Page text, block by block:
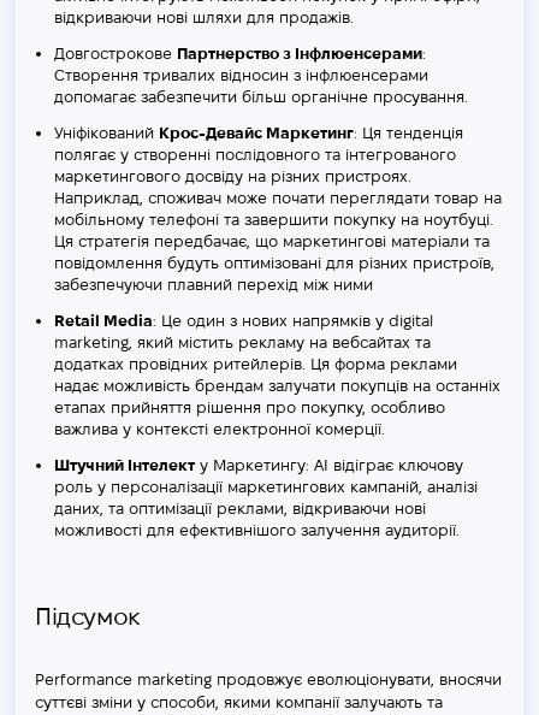
відкриваючи нові шляхи для продажів​​.
Довгострокове Партнерство з Інфлюенсерами:
Створення тривалих відносин з інфлюенсерами
допомагає забезпечити більш органічне просування​​.
Уніфікований Крос-Девайс Маркетинг: Ця тенденція
полягає у створенні послідовного та інтегрованого
маркетингового досвіду на різних пристроях.
Наприклад, споживач може почати переглядати товар на
мобільному телефоні та завершити покупку на ноутбуці.
Ця стратегія передбачає, що маркетингові матеріали та
повідомлення будуть оптимізовані для різних пристроїв,
забезпечуючи плавний перехід між ними
Retail Media: Це один з нових напрямків у digital
marketing, який містить рекламу на вебсайтах та
додатках провідних ритейлерів. Ця форма реклами
надає можливість брендам залучати покупців на останніх
етапах прийняття рішення про покупку, особливо
важлива у контексті електронної комерції.
Штучний Інтелект у Маркетингу: AI відіграє ключову
роль у персоналізації маркетингових кампаній, аналізі
даних, та оптимізації реклами, відкриваючи нові
можливості для ефективнішого залучення аудиторії.
Підсумок
Performance marketing продовжує еволюціонувати, вносячи
суттєві зміни у способи, якими компанії залучають та